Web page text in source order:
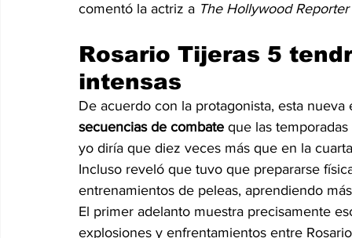
comentó la actriz a The Hollywood
Rosario Tijeras 5
intensas
De acuerdo con la protagonista, esta
secuencias de combate que las
yo diría que diez veces más que en la
Incluso reveló que tuvo que prepararse
entrenamientos de peleas, aprendiendo
El primer adelanto muestra precisamente
explosiones y enfrentamientos entre